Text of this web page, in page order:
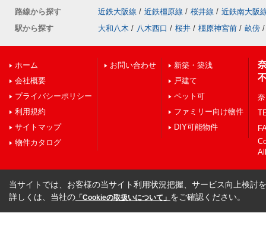
路線から探す
近鉄大阪線 / 近鉄橿原線 / 桜井線 / 近鉄南大阪
駅から探す
大和八木 / 八木西口 / 桜井 / 橿原神宮前 / 畝傍 /
ホーム
会社概要
プライバシーポリシー
利用規約
サイトマップ
物件カタログ
お問い合わせ
新築・築浅
戸建て
ペット可
ファミリー向け物件
DIY可能物件
当サイトでは、お客様の当サイト利用状況把握、サービス向上検討
詳しくは、当社の 「Cookieの取扱いについて」 をご確認ください。